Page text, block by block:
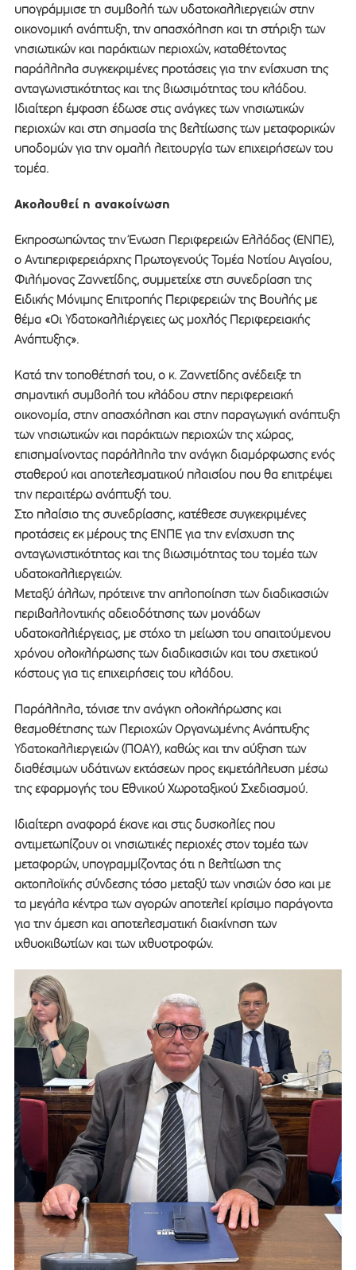
υπογράμμισε τη συμβολή των υδατοκαλλιεργειών στην
οικονομική ανάπτυξη, την απασχόληση και τη στήριξη των
νησιωτικών και παράκτιων περιοχών, καταθέτοντας
παράλληλα συγκεκριμένες προτάσεις για την ενίσχυση της
ανταγωνιστικότητας και της βιωσιμότητας του κλάδου.
Ιδιαίτερη έμφαση έδωσε στις ανάγκες των νησιωτικών
περιοχών και στη σημασία της βελτίωσης των μεταφορικών
υποδομών για την ομαλή λειτουργία των επιχειρήσεων του
τομέα.
Ακολουθεί η ανακοίνωση
Εκπροσωπώντας την Ένωση Περιφερειών Ελλάδας (ΕΝΠΕ),
ο Αντιπεριφερειάρχης Πρωτογενούς Τομέα Νοτίου Αιγαίου,
Φιλήμονας Ζαννετίδης, συμμετείχε στη συνεδρίαση της
Ειδικής Μόνιμης Επιτροπής Περιφερειών της Βουλής με
θέμα «Οι Υδατοκαλλιέργειες ως μοχλός Περιφερειακής
Ανάπτυξης».
Κατά την τοποθέτησή του, ο κ. Ζαννετίδης ανέδειξε τη
σημαντική συμβολή του κλάδου στην περιφερειακή
οικονομία, στην απασχόληση και στην παραγωγική ανάπτυξη
των νησιωτικών και παράκτιων περιοχών της χώρας,
επισημαίνοντας παράλληλα την ανάγκη διαμόρφωσης ενός
σταθερού και αποτελεσματικού πλαισίου που θα επιτρέψει
την περαιτέρω ανάπτυξή του.
Στο πλαίσιο της συνεδρίασης, κατέθεσε συγκεκριμένες
προτάσεις εκ μέρους της ΕΝΠΕ για την ενίσχυση της
ανταγωνιστικότητας και της βιωσιμότητας του τομέα των
υδατοκαλλιεργειών.
Μεταξύ άλλων, πρότεινε την απλοποίηση των διαδικασιών
περιβαλλοντικής αδειοδότησης των μονάδων
υδατοκαλλιέργειας, με στόχο τη μείωση του απαιτούμενου
χρόνου ολοκλήρωσης των διαδικασιών και του σχετικού
κόστους για τις επιχειρήσεις του κλάδου.
Παράλληλα, τόνισε την ανάγκη ολοκλήρωσης και
θεσμοθέτησης των Περιοχών Οργανωμένης Ανάπτυξης
Υδατοκαλλιεργειών (ΠΟΑΥ), καθώς και την αύξηση των
διαθέσιμων υδάτινων εκτάσεων προς εκμετάλλευση μέσω
της εφαρμογής του Εθνικού Χωροταξικού Σχεδιασμού.
Ιδιαίτερη αναφορά έκανε και στις δυσκολίες που
αντιμετωπίζουν οι νησιωτικές περιοχές στον τομέα των
μεταφορών, υπογραμμίζοντας ότι η βελτίωση της
ακτοπλοϊκής σύνδεσης τόσο μεταξύ των νησιών όσο και με
τα μεγάλα κέντρα των αγορών αποτελεί κρίσιμο παράγοντα
για την άμεση και αποτελεσματική διακίνηση των
ιχθυοκιβωτίων και των ιχθυοτροφών.